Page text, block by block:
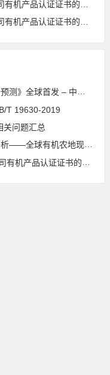
产品认证证书的公告
产品认证证书的公告
国有机市场规模跻身世界第三
T 19630-2019
关问题汇总
现状与有机食品（含饮料）市场
机产品认证证书的公告